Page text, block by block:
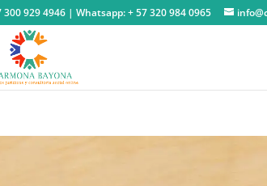
300 929 4946 | Whatsapp: + 57 320 984 0965